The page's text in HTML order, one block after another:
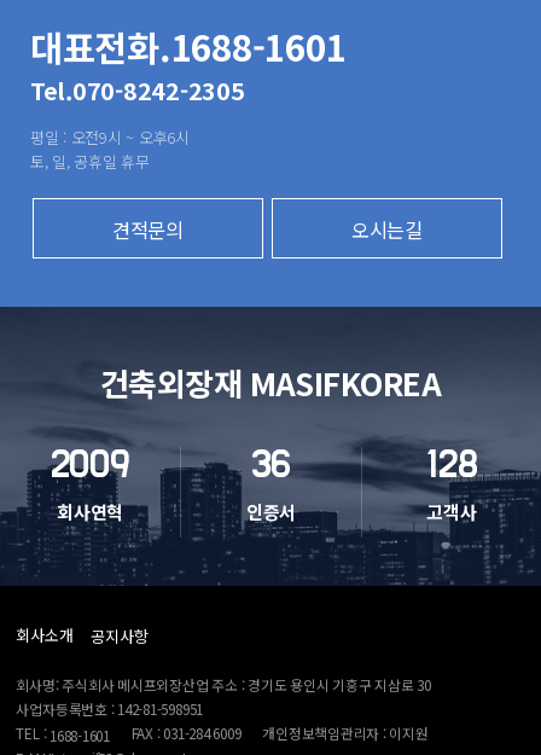
대표전화.1688-1601
Tel.070-8242-2305
평일 : 오전9시 ~ 오후6시
토, 일, 공휴일 휴무
견적문의 오시는길
건축외장재 MASIFKOREA
2009
회사연혁
36
인증서
128
고객사
회사소개 공지사항
회사명: 주식회사 메시프외장산업 주소 : 경기도 용인시 기흥구 지삼로 30
사업자등록번호 : 142-81-598951
TEL :1688-1601 FAX : 031-284 6009
개인정보책임관리자 : 이지원